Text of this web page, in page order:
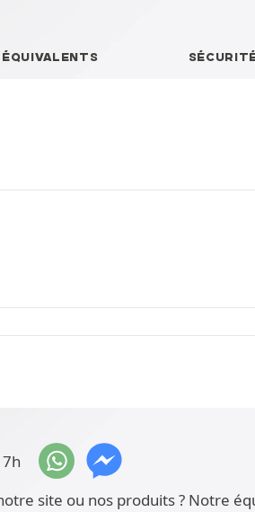
site ou nos produits ? Notre